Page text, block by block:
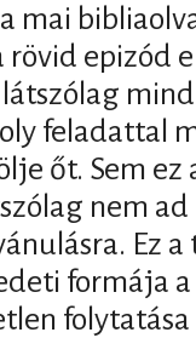
mai
epizód
feladattal
őt. Sem ez
nem
Ez
formája